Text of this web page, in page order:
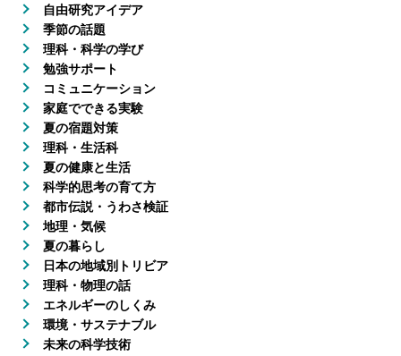
自由研究アイデア
季節の話題
理科・科学の学び
勉強サポート
コミュニケーション
家庭でできる実験
夏の宿題対策
理科・生活科
夏の健康と生活
科学的思考の育て方
都市伝説・うわさ検証
地理・気候
夏の暮らし
日本の地域別トリビア
理科・物理の話
エネルギーのしくみ
環境・サステナブル
未来の科学技術